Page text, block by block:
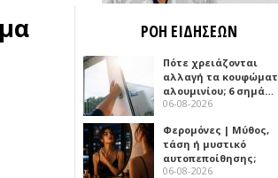
ΡΟΗ ΕΙΔΗΣΕΩΝ
Πότε χρειάζονται
αλλαγή τα
αλουμινίου; 6 σημά…
06-08-2026
Φερομόνες | Μύθος,
τάση ή μυστικό
αυτοπεποίθησης;
06-08-2026